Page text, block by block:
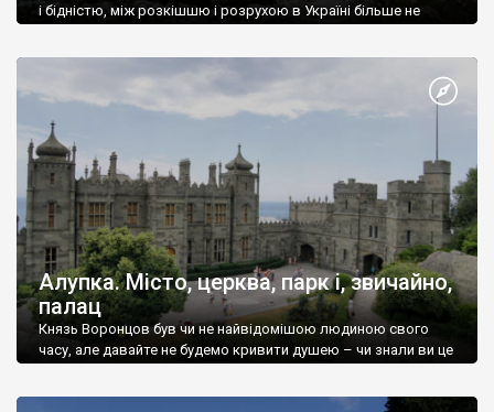
і бідністю, між розкішшю і розрухою в Україні більше не
Алупка. Місто, церква, парк і, звичайно,
палац
Князь Воронцов був чи не найвідомішою людиною свого
часу, але давайте не будемо кривити душею – чи знали ви це